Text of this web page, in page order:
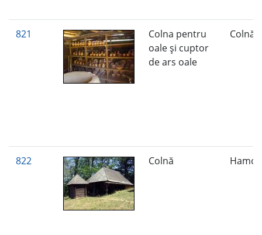
821
Colna pentru
oale şi cuptor
de ars oale
Colnă
822 Colnă